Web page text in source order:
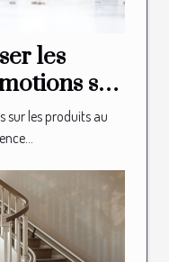
les
sur
?
sur les produits au